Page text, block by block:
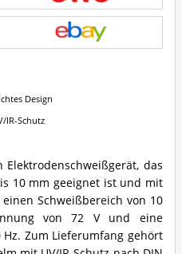
Elektrodenschweißgerät, das
10 mm geeignet ist und mit
Schweißbereich von 10
von 72 V und eine
Hz. Zum Lieferumfang gehört
Design
IR-Schutz